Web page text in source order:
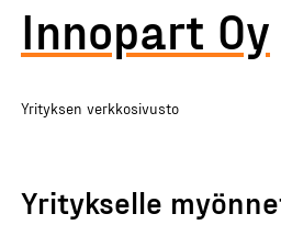
Innopart Oy
Yrityksen verkkosivusto
Yritykselle